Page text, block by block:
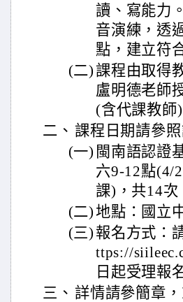
讀、寫能力
音演練，透
點，建立符
(二)課程由取得
盧明德老師
(含代課教師
二、 課程日期請參
(一) 閩南語認證
六9-12點(4/
課)，共14
(二)地點：國立
(三) 報名方式：
ttps://
日起受理報
三、 詳情請參簡章